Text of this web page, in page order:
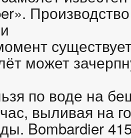
может
по воде на
выливая на
Bombardier